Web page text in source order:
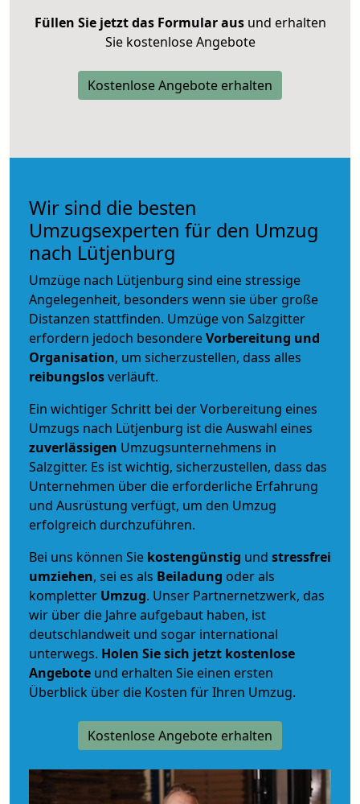
Füllen Sie jetzt das Formular ausund erhalten
Sie kostenlose Angebote
Kostenlose Angebote erhalten
Wir sind die besten
Umzugsexperten für den Umzug
nach Lütjenburg
Umzüge nach Lütjenburg sind eine stressige
Angelegenheit, besonders wenn sie über große
Distanzen stattfinden. Umzüge von Salzgitter
erfordern jedoch besondereVorbereitung und
Organisation, um sicherzustellen, dass alles
reibungslosverläuft.
Ein wichtiger Schritt bei der Vorbereitung eines
Umzugs nach Lütjenburg ist die Auswahl eines
zuverlässigen Umzugsunternehmens in
Salzgitter. Es ist wichtig, sicherzustellen, dass das
Unternehmen über die erforderliche Erfahrung
und Ausrüstung verfügt, um den Umzug
erfolgreich durchzuführen.
Bei uns können Sie kostengünstig und stressfrei
umziehen, sei es als Beiladung oder als
kompletter Umzug. Unser Partnernetzwerk, das
wir über die Jahre aufgebaut haben, ist
deutschlandweit und sogar international
unterwegs. Holen Sie sich jetzt kostenlose
Angebote und erhalten Sie einen ersten
Überblick über die Kosten für Ihren Umzug.
Kostenlose Angebote erhalten